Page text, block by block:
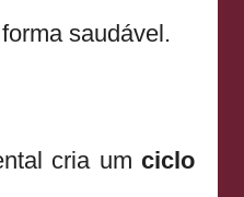
saudável.
cria um ciclo